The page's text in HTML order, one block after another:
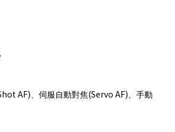
AF) 、伺服自動對焦(Servo AF) 、手動